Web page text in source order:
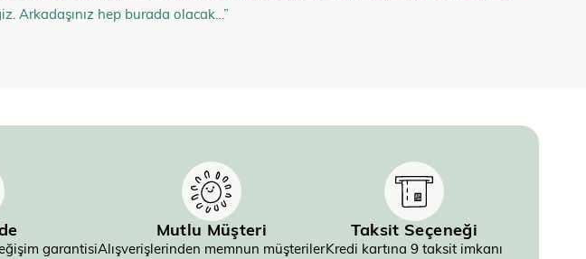
Arkadaşınız hep burada olacak…”
garantisi
Mutlu Müşteri
Alışverişlerinden memnun müşteriler
Taksit Seçeneği
Kredi kartına 9 taksit imkanı